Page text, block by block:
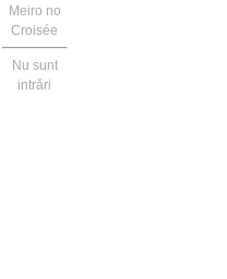
Meiro no
Croisée
Nu sunt
intrări